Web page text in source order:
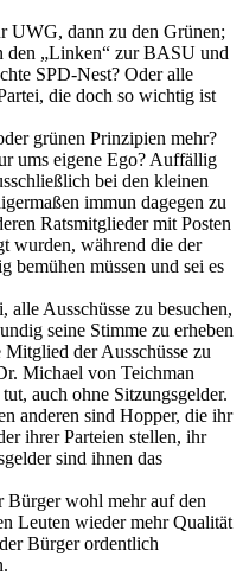
UWG, dann zu den Grünen;
den „Linken“ zur BASU und
SPD-Nest? Oder alle
die doch so wichtig ist
grünen Prinzipien mehr?
ums eigene Ego? Auffällig
bei den kleinen
immun dagegen zu
Ratsmitglieder mit Posten
wurden, während die der
bemühen müssen und sei es
alle Ausschüsse zu besuchen,
seine Stimme zu erheben
der Ausschüsse zu
Michael von Teichman
auch ohne Sitzungsgelder.
anderen sind Hopper, die ihr
ihrer Parteien stellen, ihr
sind ihnen das
wohl mehr auf den
Leuten wieder mehr Qualität
Bürger ordentlich